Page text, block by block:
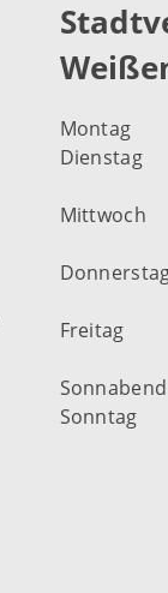
Montag
Dienstag
Mittwoch
Freitag
Sonnabend
Sonntag